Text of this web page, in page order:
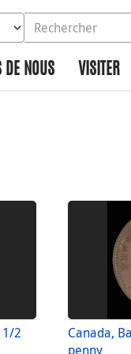
la base de données
le site
DE NOUS VISITER
1/2
Canada,
penny